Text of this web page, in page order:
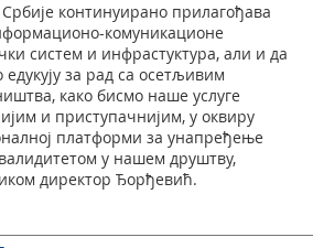
континуирано прилагођава
комуникационе
систем и инфрастуктура, али и да
за рад са осетљивим
како бисмо наше услуге
и приступачнијим, у оквиру
платформи за унапређење
у нашем друштву,
директор Ђорђевић.